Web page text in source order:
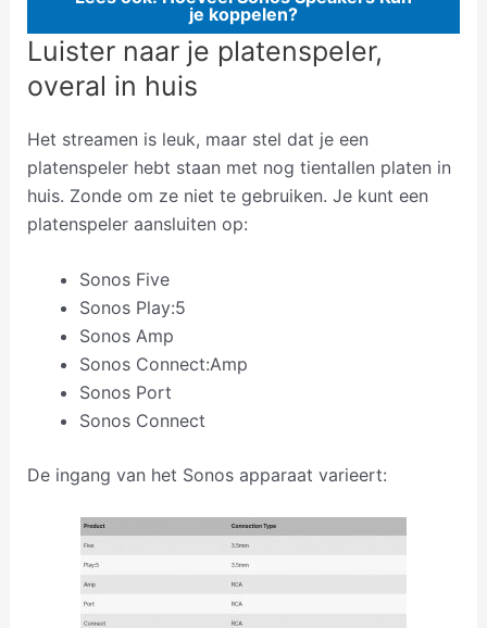
je koppelen?
Luister naar je platenspeler,
overal in huis
Het streamen is leuk, maar stel dat je een
platenspeler hebt staan met nog tientallen platen in
huis. Zonde om ze niet te gebruiken. Je kunt een
platenspeler aansluiten op:
Sonos Five
Sonos Play:5
Sonos Amp
Sonos Connect:Amp
Sonos Port
Sonos Connect
De ingang van het Sonos apparaat varieert: